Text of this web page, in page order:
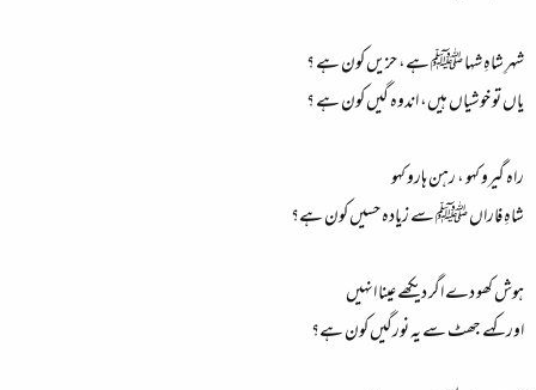
شہرِ شاہِ شہا ﷺ ہے، حزیں کون ہے ؟
یاں تو خوشیاں ہیں، اندوہ گیں کون ہے ؟
راہ گیرو کہو ، رہن ہارو کہو
شاہِ فاراں ﷺ سے زیادہ حسیں کون ہے؟
ہوش کھو دے اگر دیکھے عینا انہیں
اور کہے جھٹ سے یہ نورگیں کون ہے؟